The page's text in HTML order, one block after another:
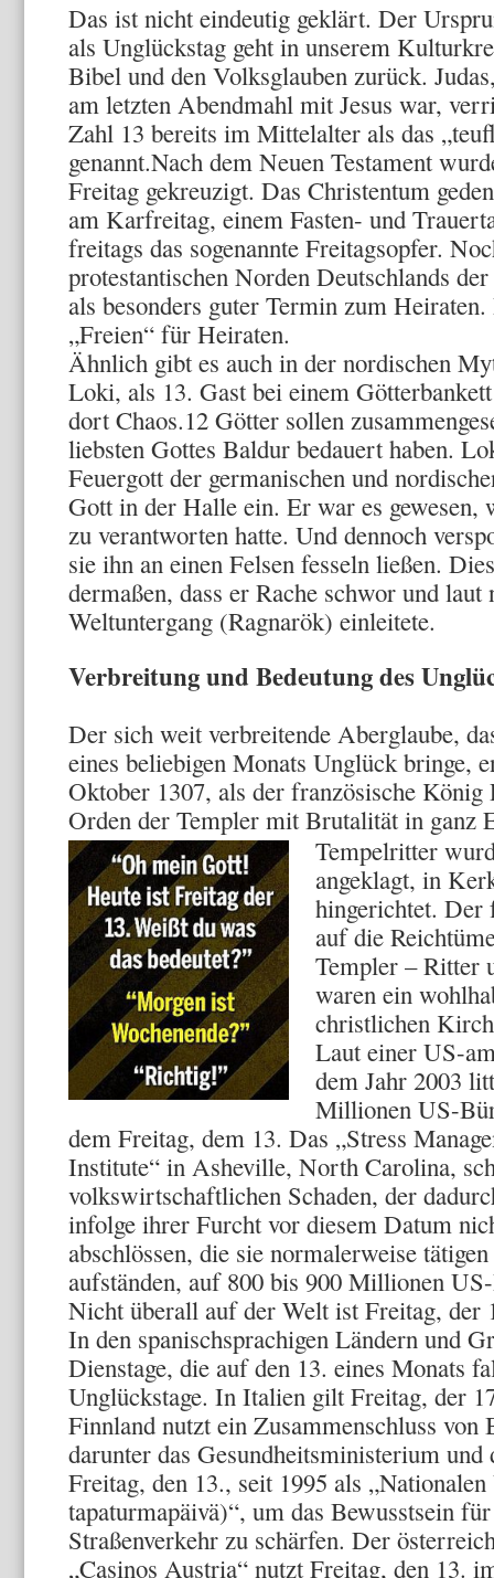
Das ist nicht eindeutig geklärt. Der
als Unglückstag geht in unserem
Bibel und den Volksglauben zurück.
am letzten Abendmahl mit Jesus war,
Zahl 13 bereits im Mittelalter als das
genannt.Nach dem Neuen Testament
Freitag gekreuzigt. Das Christentum
am Karfreitag, einem Fasten- und
freitags das sogenannte Freitagsopfer.
protestantischen Norden Deutschlands
als besonders guter Termin zum
„Freien“ für Heiraten.
Ähnlich gibt es auch in der nordischen
Loki, als 13. Gast bei einem
dort Chaos.12 Götter sollen
liebsten Gottes Baldur bedauert haben.
Feuergott der germanischen und
Gott in der Halle ein. Er war es gewesen,
zu verantworten hatte. Und dennoch
sie ihn an einen Felsen fesseln ließen.
dermaßen, dass er Rache schwor und
Weltuntergang (Ragnarök) einleitete.
Verbreitung und Bedeutung des
Der sich weit verbreitende Aberglaube,
eines beliebigen Monats Unglück bringe,
Oktober 1307, als der französische
Orden der Templer mit Brutalität in ganz
Tempelritter
angeklagt, in
hingerichtet. Der
auf die
Templer – Ritter
waren ein
christlichen
Laut einer US-
dem Jahr 2003
Millionen US-
dem Freitag, dem 13. Das „Stress
Institute“ in Asheville, North Carolina,
volkswirtschaftlichen Schaden, der
infolge ihrer Furcht vor diesem Datum
abschlössen, die sie normalerweise
aufständen, auf 800 bis 900 Millionen
Nicht überall auf der Welt ist Freitag, der
In den spanischsprachigen Ländern und
Dienstage, die auf den 13. eines Monats
Unglückstage. In Italien gilt Freitag, der
Finnland nutzt ein Zusammenschluss von
darunter das Gesundheitsministerium
Freitag, den 13., seit 1995 als
tapaturmapäivä)“, um das Bewusstsein
Straßenverkehr zu schärfen. Der
„Casinos Austria“ nutzt Freitag, den 13.